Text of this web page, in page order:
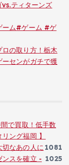
vs.ティターンズ
ーム#ゲーム #ゲ
ロの取り方！栃木
センがガチで獲
で買取！低手数
ング福岡 】
1081
なあの人に
1025
ンスを確立 -